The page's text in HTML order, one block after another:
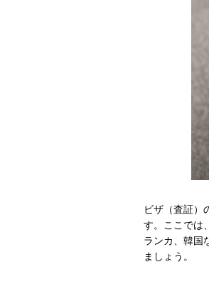
ビザ（査証）
す。ここでは
ランカ、韓国
ましょう。